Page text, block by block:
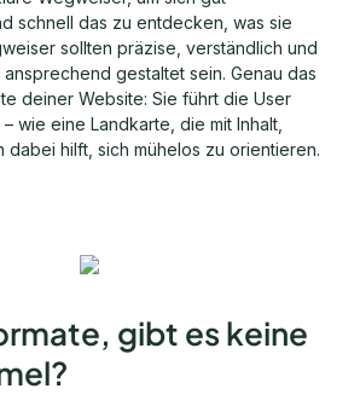
schnell das zu entdecken, was sie
sollten präzise, verständlich und
gestaltet sein. Genau das
deiner Website: Sie führt die User
wie eine Landkarte, die mit Inhalt,
dabei hilft, sich mühelos zu orientieren.
gibt es keine